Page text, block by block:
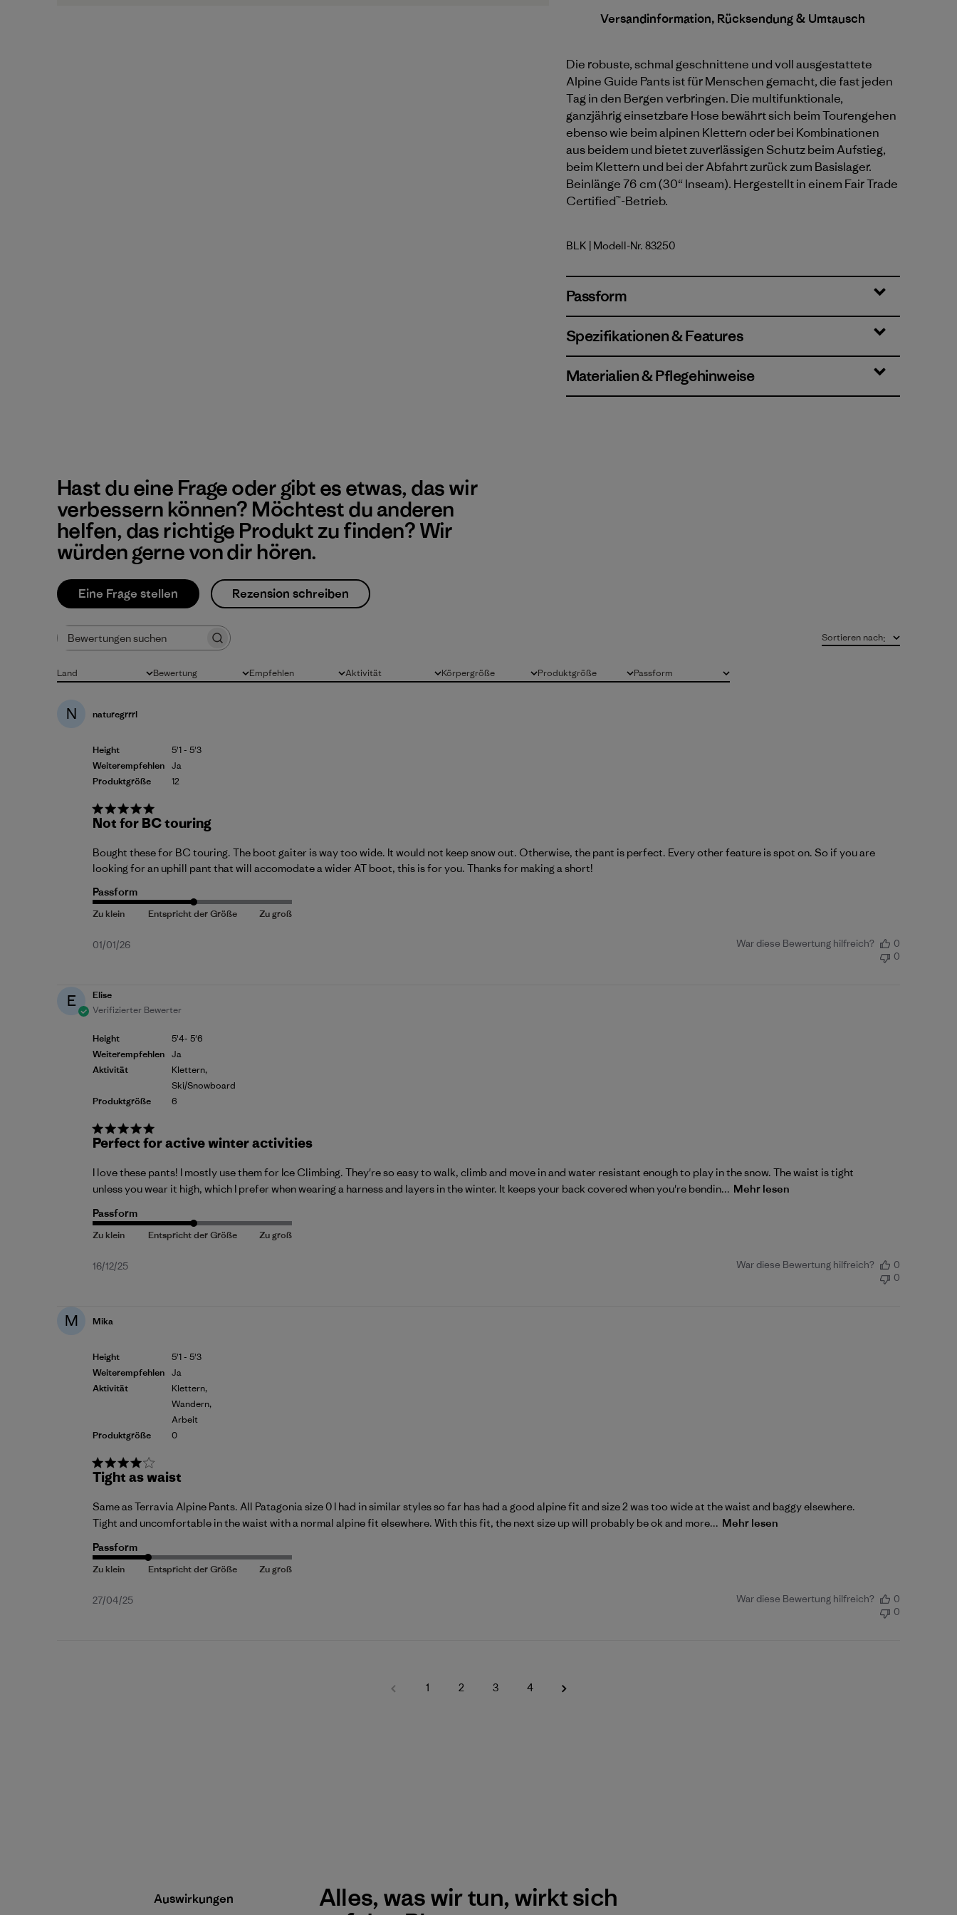
Versandinformation, Rücksendung & Umtausch
Die robuste, schmal geschnittene und voll ausgestattete
Alpine Guide Pants ist für Menschen gemacht, die fast jeden
Tag in den Bergen verbringen. Die multifunktionale,
ganzjährig einsetzbare Hose bewährt sich beim Tourengehen
ebenso wie beim alpinen Klettern oder bei Kombinationen
aus beidem und bietet zuverlässigen Schutz beim Aufstieg,
beim Klettern und bei der Abfahrt zurück zum Basislager.
Beinlänge 76 cm (30“ Inseam). Hergestellt in einem Fair Trade
Certified™-Betrieb.
Black
BLK | Modell-Nr. 83250
Passform
Spezifikationen & Features
Materialien & Pflegehinweise
Hast du eine Frage oder gibt es etwas, das wir
verbessern können? Möchtest du anderen
helfen, das richtige Produkt zu finden? Wir
würden gerne von dir hören.
Eine Frage stellen Rezension schreiben
Bewertungen suchen
Bewertung
Alle Bewertungen
Land
Alle Empfehlen
Alle Körpergröße
Alle Produktgröße
Alle
Aktivität
Alle Passform
Alle
Sortieren nach:
N naturegrrrl
Height
Weiterempfehlen
Produktgröße
5'1 - 5'3
Ja
12
Not for BC touring
Bought these for BC touring. The boot gaiter is way too wide. It would not keep snow out. Otherwise, the pant is perfect. Every other feature is spot on. So if you are
looking for an uphill pant that will accomodate a wider AT boot, this is for you. Thanks for making a short!
Passform
Veröffentlichungsdatum
01/01/26 War diese Bewertung hilfreich?
0
0
E
Elise
Verifizierter Bewerter
Height
Weiterempfehlen
Aktivität
Produktgröße
5'4- 5'6
Ja
Klettern,
Ski/Snowboard
6
Perfect for active winter activities
I love these pants! I mostly use them for Ice Climbing. They're so easy to walk, climb and move in and water resistant enough to play in the snow. The waist is tight
unless you wear it high, which I prefer when wearing a harness and layers in the winter. It keeps your back covered when you're bendin... Mehr lesen
Passform
Veröffentlichungsdatum
16/12/25 War diese Bewertung hilfreich?
0
0
M Mika
Height
Weiterempfehlen
Aktivität
Produktgröße
5'1 - 5'3
Ja
Klettern,
Wandern,
Arbeit
0
Tight as waist
Same as Terravia Alpine Pants. All Patagonia size 0 I had in similar styles so far has had a good alpine fit and size 2 was too wide at the waist and baggy elsewhere.
Tight and uncomfortable in the waist with a normal alpine fit elsewhere. With this fit, the next size up will probably be ok and more... Mehr lesen
Passform
Veröffentlichungsdatum
27/04/25 War diese Bewertung hilfreich?
0
0
1 2 3 4
Auswirkungen
Alles, was wir tun, wirkt sich